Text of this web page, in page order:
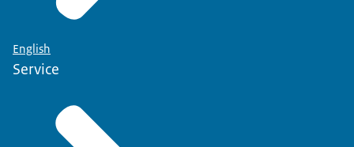
English
Service